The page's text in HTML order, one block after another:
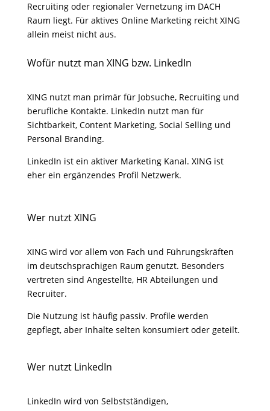
Recruiting oder regionaler Vernetzung im DACH
Raum liegt. Für aktives Online Marketing reicht XING
allein meist nicht aus.
Wofür nutzt man XING bzw. LinkedIn
XING nutzt man primär für Jobsuche, Recruiting und
berufliche Kontakte. LinkedIn nutzt man für
Sichtbarkeit, Content Marketing, Social Selling und
Personal Branding.
LinkedIn ist ein aktiver Marketing Kanal. XING ist
eher ein ergänzendes Profil Netzwerk.
Wer nutzt XING
XING wird vor allem von Fach und Führungskräften
im deutschsprachigen Raum genutzt. Besonders
vertreten sind Angestellte, HR Abteilungen und
Recruiter.
Die Nutzung ist häufig passiv. Profile werden
gepflegt, aber Inhalte selten konsumiert oder geteilt.
Wer nutzt LinkedIn
LinkedIn wird von Selbstständigen,